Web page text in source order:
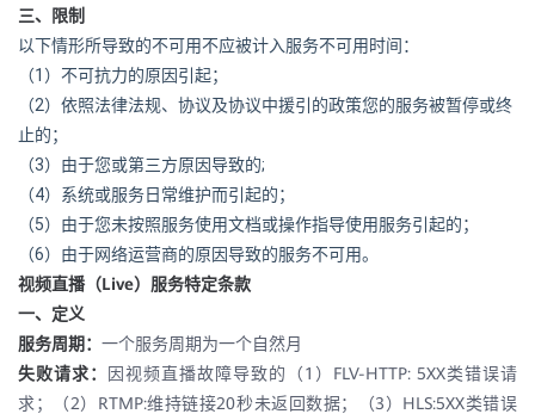
三、限制
以下情形所导致的不可用不应被计入服务不可用时间：
（1） 不可抗力的原因引起；
（2） 依照法律法规、协议及协议中援引的政策您的服务被暂停或终
止的；
（3） 由于您或第三方原因导致的;
（4） 系统或服务日常维护而引起的；
（5） 由于您未按照服务使用文档或操作指导使用服务引起的；
（6） 由于网络运营商的原因导致的服务不可用。
视频直播（Live）服务特定条款
一、定义
服务周期： 一个服务周期为一个自然月
失败请求 ： 因视频直播故障导致的（ 1 ） FLV-HTTP: 5XX类错误请
求；（ 2） RTMP:维持链接20秒未返回数据；（3 ） HLS:5XX类错误